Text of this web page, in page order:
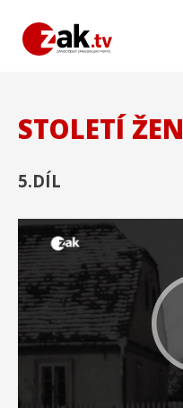
STOLETÍ ŽEN
5.DÍL